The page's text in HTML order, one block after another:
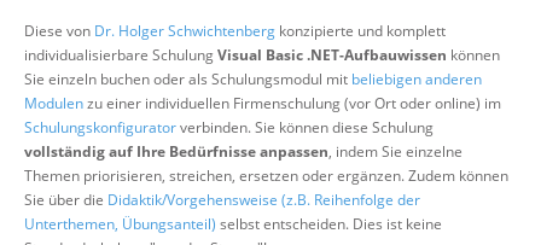
Suche
Diese von Dr. Holger Schwichtenberg konzipierte und komplett
individualisierbare SchulungVisual Basic .NET-Aufbauwissen können
Sie einzeln buchen oder als Schulungsmodul mit beliebigen anderen
Modulenzu einer individuellen Firmenschulung (vor Ort oder online) im
Schulungskonfiguratorverbinden. Sie können diese Schulung
vollständig auf Ihre Bedürfnisse anpassen, indem Sie einzelne
Themen priorisieren, streichen, ersetzen oder ergänzen. Zudem können
Sie über die Didaktik/Vorgehensweise (z.B. Reihenfolge der
Unterthemen, Übungsanteil) selbst entscheiden. Dies ist keine